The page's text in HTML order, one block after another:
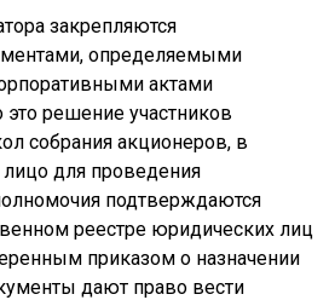
закрепляются
определяемыми
актами
решение участников
собрания акционеров, в
лицо для проведения
подтверждаются
реестре юридических лиц
приказом о назначении
дают право вести